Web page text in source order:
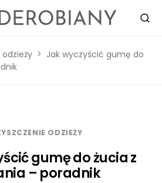
Jak wyczyścić gumę do
ODZIEŻY
gumę do żucia z
– poradnik